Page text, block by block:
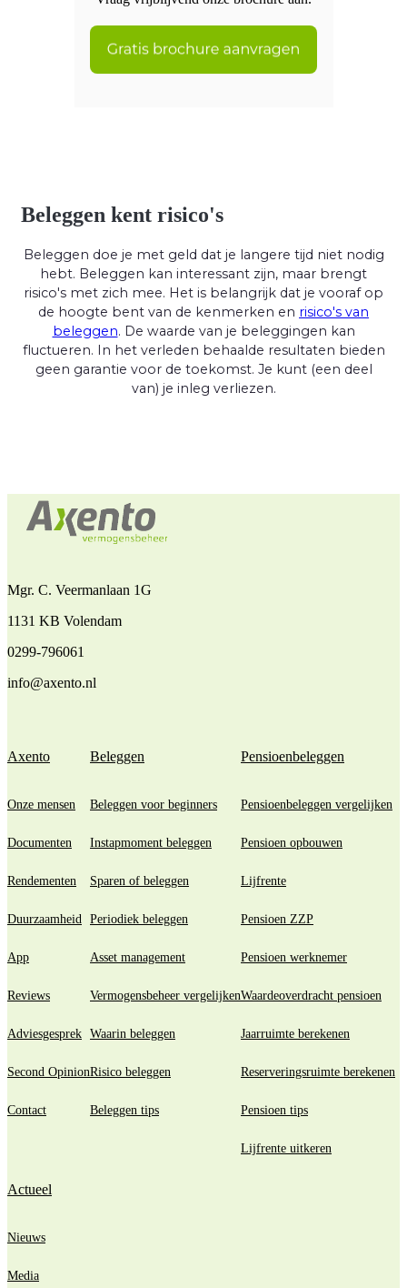
Beleggen kent risico's
Beleggen doe je met geld dat je langere tijd niet nodig
hebt. Beleggen kan interessant zijn, maar brengt
risico's met zich mee. Het is belangrijk dat je vooraf op
de hoogte bent van de kenmerken en risico's van
beleggen. De waarde van je beleggingen kan
fluctueren. In het verleden behaalde resultaten bieden
geen garantie voor de toekomst. Je kunt (een deel
van) je inleg verliezen.
Mgr. C. Veermanlaan 1G
1131 KB Volendam
0299-796061
info@axento.nl
Axento
Onze mensen
Documenten
Rendementen
Duurzaamheid
App
Reviews
Adviesgesprek
Second Opinion
Contact
Beleggen
Beleggen voor beginners
Instapmoment beleggen
Sparen of beleggen
Periodiek beleggen
Asset management
Vermogensbeheer vergelijken
Waarin beleggen
Risico beleggen
Beleggen tips
Pensioenbeleggen
Pensioenbeleggen vergelijken
Pensioen opbouwen
Lijfrente
Pensioen ZZP
Pensioen werknemer
Waardeoverdracht pensioen
Jaarruimte berekenen
Reserveringsruimte berekenen
Pensioen tips
Lijfrente uitkeren
Actueel
Nieuws
Media